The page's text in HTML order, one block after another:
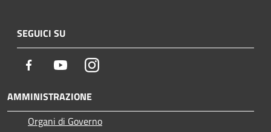
SEGUICI SU
Facebook YoutubeInstagram
AMMINISTRAZIONE
Organi di Governo